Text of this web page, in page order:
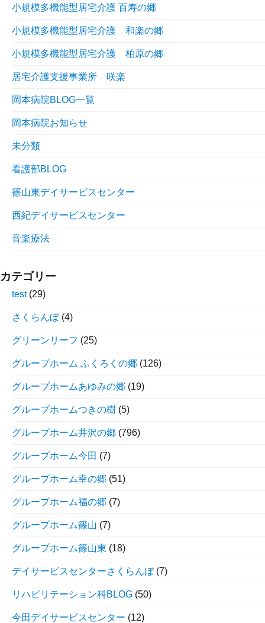
小規模多機能型居宅介護 百寿の郷
小規模多機能型居宅介護 和楽の郷
小規模多機能型居宅介護 柏原の郷
居宅介護支援事業所 咲楽
岡本病院BLOG一覧
岡本病院お知らせ
未分類
看護部BLOG
篠山東デイサービスセンター
西紀デイサービスセンター
音楽療法
カテゴリー
test(29)
さくらんぼ(4)
グリーンリーフ (25)
グループホーム ふくろくの郷 (126)
グループホームあゆみの郷 (19)
グループホームつきの樹 (5)
グループホーム井沢の郷 (796)
グループホーム今田 (7)
グループホーム幸の郷 (51)
グループホーム福の郷 (7)
グループホーム篠山 (7)
グループホーム篠山東 (18)
デイサービスセンターさくらんぼ(7)
リハビリテーション科BLOG (50)
今田デイサービスセンター (12)